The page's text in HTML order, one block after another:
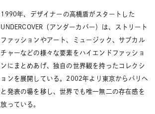
1990年、デザイナーの高橋盾がスタートした
UNDERCOVER（アンダーカバー）は、ストリート
ファッションやアート、ミュージック、サブカル
チャーなどの様々な要素をハイエンドファッショ
ンにまとめあげ、独自の世界観を持ったコレクシ
ョンを展開している。2002年より東京からパリへ
と発表の場を移し、世界でも唯一無二の存在感を
放っている。